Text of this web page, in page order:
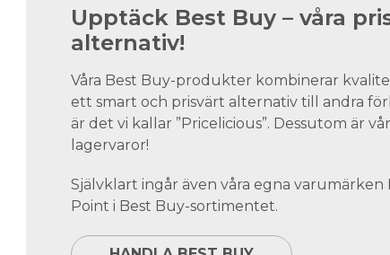
Upptäck Best Buy – våra
alternativ!
Våra Best Buy-produkter kombinerar
ett smart och prisvärt alternativ till andra
är det vi kallar ”Pricelicious”. Dessutom är
lagervaror!
Självklart ingår även våra egna
Point i Best Buy-sortimentet.